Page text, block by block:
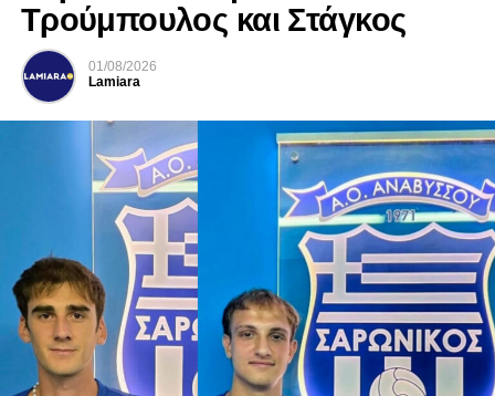
Τρούμπουλος και Στάγκος
01/08/2026
Lamiara